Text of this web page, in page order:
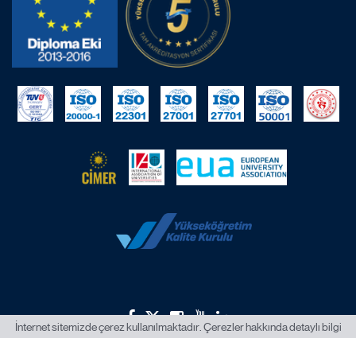
İnternet sitemizde çerez kullanılmaktadır. Çerezler hakkında detaylı bilgi